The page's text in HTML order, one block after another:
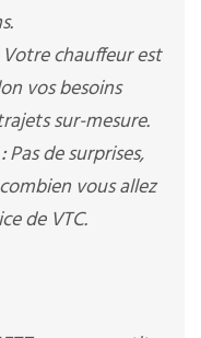
chauffeur est
vos besoins
sur-mesure.
Pas de surprises,
vous allez
de VTC.